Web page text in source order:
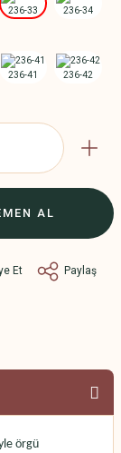
AL
Et Paylaş
örgü